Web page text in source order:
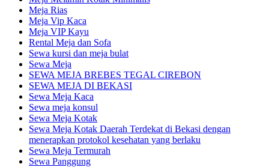
Meja Rias
Meja Vip Kaca
Meja VIP Kayu
Rental Meja dan Sofa
Sewa kursi dan meja bulat
Sewa Meja
SEWA MEJA BREBES TEGAL CIREBON
SEWA MEJA DI BEKASI
Sewa Meja Kaca
Sewa meja konsul
Sewa Meja Kotak
Sewa Meja Kotak Daerah Terdekat di Bekasi dengan
menerapkan protokol kesehatan yang berlaku
Sewa Meja Termurah
Sewa Panggung